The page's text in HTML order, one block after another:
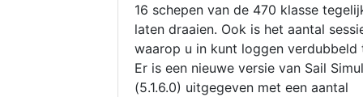
16 schepen van de 470 klasse
laten draaien. Ook is het aantal
waarop u in kunt loggen verdubbeld
Er is een nieuwe versie van Sail
(5.1.6.0) uitgegeven met een aantal